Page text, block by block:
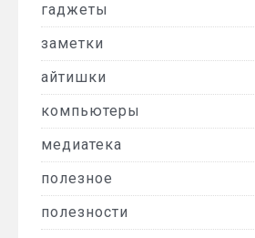
гаджеты
заметки
айтишки
компьютеры
медиатека
полезное
полезности